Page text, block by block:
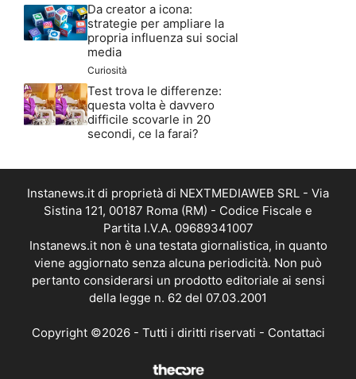
Da creator a icona:
strategie per ampliare la
propria influenza sui social
media
Curiosità
Test trova le differenze:
questa volta è davvero
difficile scovarle in 20
secondi, ce la farai?
Instanews.it di proprietà di NEXTMEDIAWEB SRL - Via
Sistina 121, 00187 Roma (RM) - Codice Fiscale e
Partita I.V.A. 09689341007
Instanews.it non è una testata giornalistica, in quanto
viene aggiornato senza alcuna periodicità. Non può
pertanto considerarsi un prodotto editoriale ai sensi
della legge n. 62 del 07.03.2001
Copyright ©2026 - Tutti i diritti riservati - Contattaci